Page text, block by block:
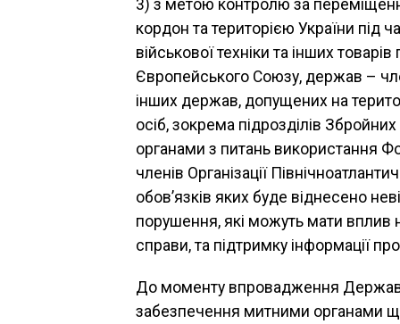
3) з метою контролю за
кордон та територією України
військової техніки та інших
Європейського Союзу, держав –
інших держав, допущених на
осіб, зокрема підрозділів
органами з питань використання
членів Організації
обов’язків яких буде віднесено
порушення, які можуть мати вплив
справи, та підтримку інформації
До моменту впровадження
забезпечення митними органами